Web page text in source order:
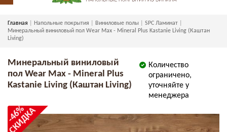
Главная Напольные покрытия Виниловые полы
SPC Ламинат
Минеральный виниловый пол Wear Max - Mineral Plus Kastanie Living (Каштан
Living)
Количество
ограничено,
уточняйте у
менеджера
Минеральный виниловый
пол Wear Max - Mineral Plus
Kastanie Living (Каштан Living)
-46%
СКИДКА